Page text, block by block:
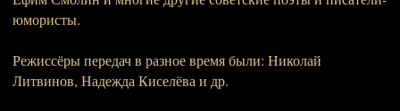
юмористы.
Режиссёры передач в разное время были: Николай
Литвинов, Надежда Киселёва и др.